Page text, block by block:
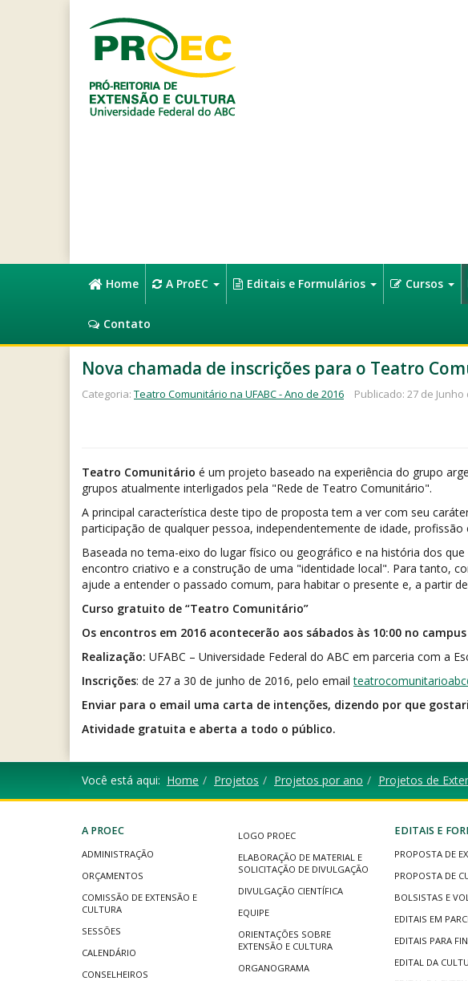
Home A ProEC Editais e Formulários Cursos
Contato
Nova chamada de inscrições para o Teatro
Categoria: Teatro Comunitário na UFABC - Ano de 2016 Publicado: 27 de Junho
Teatro Comunitário é um projeto baseado na experiência do grupo
grupos atualmente interligados pela "Rede de Teatro Comunitário".
A principal característica deste tipo de proposta tem a ver com seu
participação de qualquer pessoa, independentemente de idade,
Baseada no tema-eixo do lugar físico ou geográfico e na história dos
encontro criativo e a construção de uma "identidade local". Para tanto,
ajude a entender o passado comum, para habitar o presente e, a partir
Curso gratuito de “Teatro Comunitário”
Os encontros em 2016 acontecerão aos sábados às 10:00 no
Realização: UFABC – Universidade Federal do ABC em parceria com a
Inscrições: de 27 a 30 de junho de 2016, pelo email
Enviar para o email uma carta de intenções, dizendo por que
Atividade gratuita e aberta a todo o público.
Você está aqui: Home Projetos Projetos por ano Projetos de
A PROEC
ADMINISTRAÇÃO
ORÇAMENTOS
COMISSÃO DE EXTENSÃO E
CULTURA
SESSÕES
CALENDÁRIO
CONSELHEIROS
LOGO PROEC
ELABORAÇÃO DE MATERIAL E
SOLICITAÇÃO DE DIVULGAÇÃO
DIVULGAÇÃO CIENTÍFICA
EQUIPE
ORIENTAÇÕES SOBRE
EXTENSÃO E CULTURA
ORGANOGRAMA
EDITAIS E
PROPOSTA DE
PROPOSTA DE
BOLSISTAS E
EDITAIS EM
EDITAIS PARA
EDITAL DA